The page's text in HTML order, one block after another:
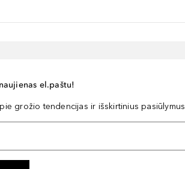
el.paštu!
grožio tendencijas ir išskirtinius pasiūlymus